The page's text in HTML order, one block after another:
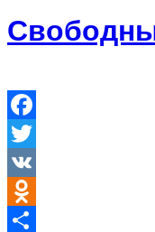
Facebook
Twitter
VK
Odnoklassniki